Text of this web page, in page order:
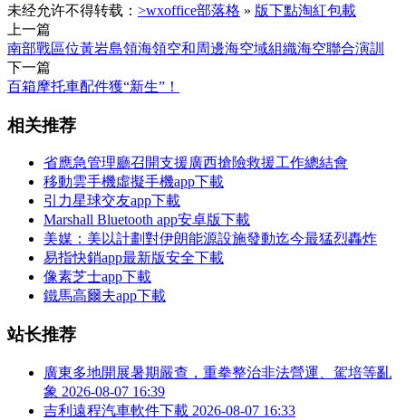
未经允许不得转载： >wxoffice部落格 » 版下點淘紅包載
上一篇
南部戰區位黃岩島領海領空和周邊海空域組織海空聯合演訓
下一篇
百箱摩托車配件獲“新生”！
相关推荐
省應急管理廳召開支援廣西搶險救援工作總結會
移動雲手機虛擬手機app下載
引力星球交友app下載
Marshall Bluetooth app安卓版下載
美媒：美以計劃對伊朗能源設施發動迄今最猛烈轟炸
易指快銷app最新版安全下載
像素芝士app下載
鐵馬高爾夫app下載
站长推荐
廣東多地開展暑期嚴查，重拳整治非法營運、駕培等亂
象 2026-08-07 16:39
吉利遠程汽車軟件下載 2026-08-07 16:33